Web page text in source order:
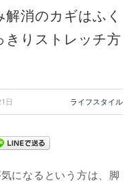
消のカギはふく
きりストレッチ方
日 ライフスタイル
になるという方は、脚